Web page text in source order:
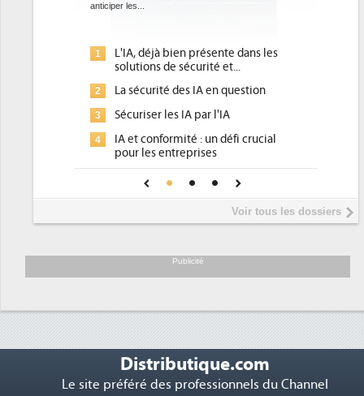
1
Qu'est-ce que la DEE (directive
d'efficacité énergétique) ?
2
DEE, une pression administrative
place pour répondre à...
Phocea DC dans les cordes pour la
DEE
Interview de Fabrice Coquio,
président de Digital Realty...
soutient les...
Voir tous les dossiers
Publicité
Distributique.com
Le site préféré des professionnels du Channel